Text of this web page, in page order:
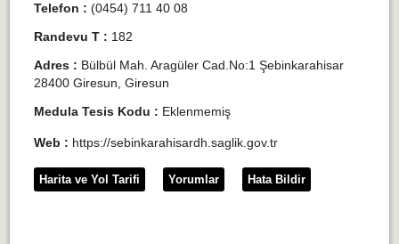
Telefon : (0454) 711 40 08
Randevu T : 182
Adres : Bülbül Mah. Aragüler Cad.No:1 Şebinkarahisar
28400 Giresun, Giresun
Medula Tesis Kodu : Eklenmemiş
Web : https://sebinkarahisardh.saglik.gov.tr
Harita ve Yol Tarifi Yorumlar Hata Bildir